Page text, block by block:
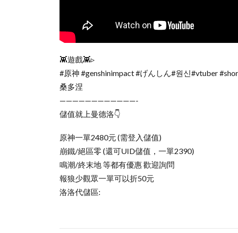
👾遊戲👾▹
#原神 #genshinimpact #げんしん#원신#vtuber
桑多涅
————————————-
儲值就上曼德洛👇
原神一單2480元 (需登入儲值)
崩鐵/絕區零 (還可UID儲值，一單2390)
鳴潮/終末地 等都有優惠 歡迎詢問
報狼少觀眾一單可以折50元
洛洛代儲區: